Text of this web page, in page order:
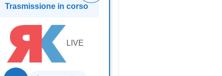
Trasmissione in corso
LIVE